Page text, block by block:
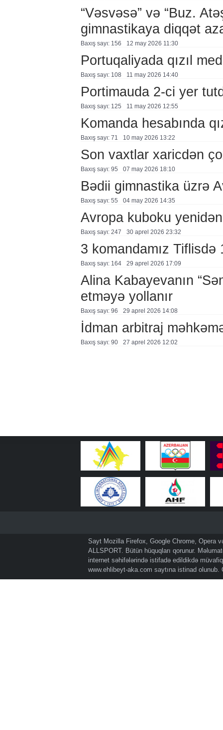
“Vəsvəsə” və “Buz.
gimnastikaya diqqət
Baxış sayı: 156 12 may 2026 11:30
Portuqaliyada qızıl
Baxış sayı: 108 11 may 2026 14:40
Portimauda 2-ci yer
Baxış sayı: 125 11 may 2026 12:55
Komanda hesabında
Baxış sayı: 71 10 may 2026 13:22
Son vaxtlar xaricdən
Baxış sayı: 95 07 may 2026 18:10
Bədii gimnastika üzrə
Baxış sayı: 55 04 may 2026 14:35
Avropa kuboku
Baxış sayı: 247 30 aprel 2026 23:32
3 komandamız Tiflisdə
Baxış sayı: 164 29 aprel 2026 17:09
Alina Kabayevanın
etməyə yollanır
Baxış sayı: 96 29 aprel 2026 14:08
İdman arbitraj
Baxış sayı: 90 27 aprel 2026 12:02
Sayt Mozilla Firefox, Google Chrome, Opera
ALLSPORT. Bütün hüquqları qorunur.
internet səhifələrində istifadə edildikdə
www.ehlibeyt-aka.com saytına istinad olunub.